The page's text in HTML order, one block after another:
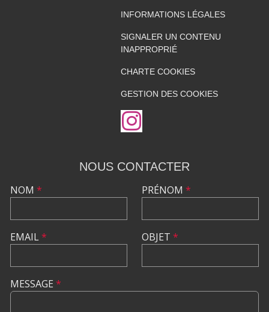
INFORMATIONS LÉGALES
SIGNALER UN CONTENU
INAPPROPRIÉ
CHARTE COOKIES
GESTION DES COOKIES
NOUS CONTACTER
NOM *
EMAIL*
PRÉNOM *
OBJET *
MESSAGE *